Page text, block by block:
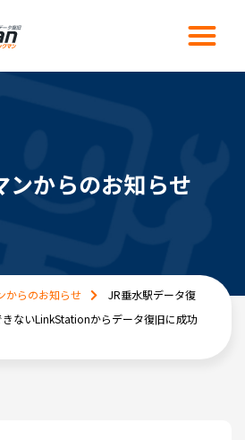
ンからのお知らせ
からのお知らせ
JR垂水駅データ復
ないLinkStationからデータ復旧に成功